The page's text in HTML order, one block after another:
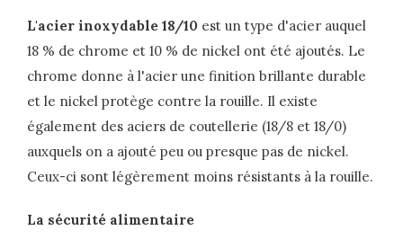
L'acier inoxydable 18/10 est un type d'acier auquel
18 % de chrome et 10 % de nickel ont été ajoutés. Le
chrome donne à l'acier une finition brillante durable
et le nickel protège contre la rouille. Il existe
également des aciers de coutellerie (18/8 et 18/0)
auxquels on a ajouté peu ou presque pas de nickel.
Ceux-ci sont légèrement moins résistants à la rouille.
La sécurité alimentaire